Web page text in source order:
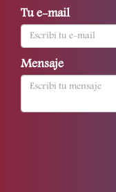
Tu e-mail
Mensaje